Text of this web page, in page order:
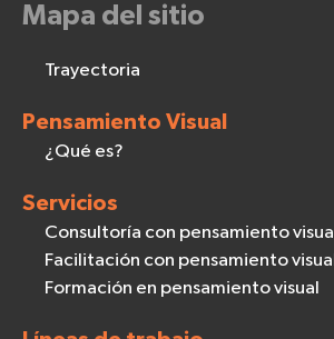
Mapa del sitio
Trayectoria
Pensamiento Visual
¿Qué es?
Servicios
Consultoría con pensamiento visual
Facilitación con pensamiento visual
Formación en pensamiento visual